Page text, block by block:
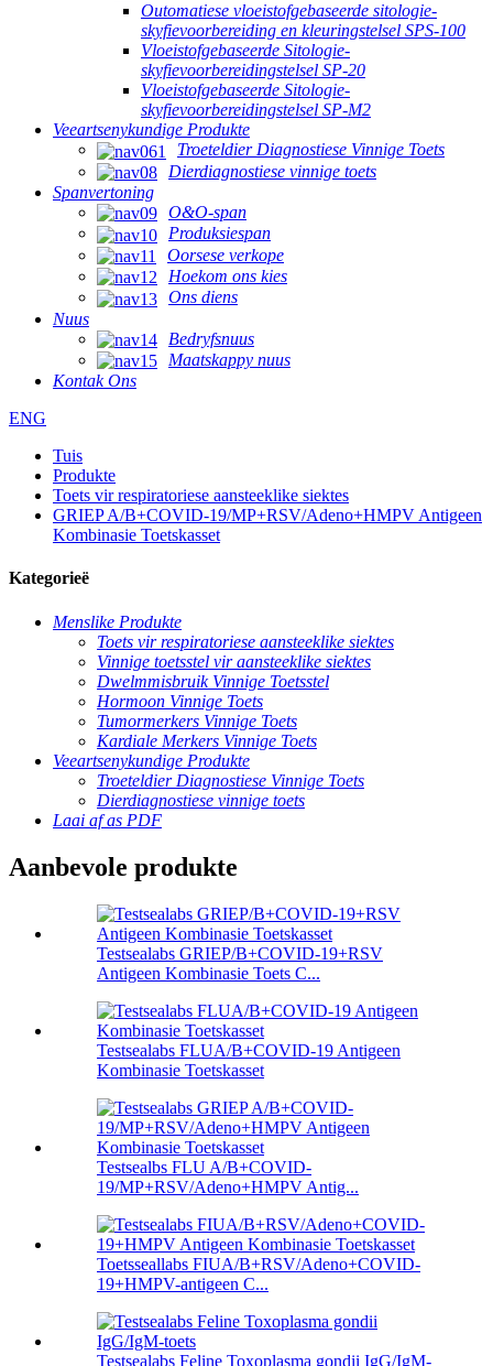
Outomatiese vloeistofgebaseerde sitologie-
skyfievoorbereiding en kleuringstelsel SPS-100
Vloeistofgebaseerde Sitologie-
skyfievoorbereidingstelsel SP-20
Vloeistofgebaseerde Sitologie-
skyfievoorbereidingstelsel SP-M2
Veeartsenykundige Produkte
Troeteldier Diagnostiese Vinnige Toets
Dierdiagnostiese vinnige toets
Spanvertoning
O&O-span
Produksiespan
Oorsese verkope
Hoekom ons kies
Ons diens
Nuus
Bedryfsnuus
Maatskappy nuus
Kontak Ons
ENG
Tuis
Produkte
Toets vir respiratoriese aansteeklike siektes
GRIEP A/B+COVID-19/MP+RSV/Adeno+HMPV Antigeen
Kombinasie Toetskasset
Kategorieë
Menslike Produkte
Toets vir respiratoriese aansteeklike siektes
Vinnige toetsstel vir aansteeklike siektes
Dwelmmisbruik Vinnige Toetsstel
Hormoon Vinnige Toets
Tumormerkers Vinnige Toets
Kardiale Merkers Vinnige Toets
Veeartsenykundige Produkte
Troeteldier Diagnostiese Vinnige Toets
Dierdiagnostiese vinnige toets
Laai af as PDF
Aanbevole produkte
Testsealabs GRIEP/B+COVID-19+RSV
Antigeen Kombinasie Toets C...
Testsealabs FLUA/B+COVID-19 Antigeen
Kombinasie Toetskasset
Testsealbs FLU A/B+COVID-
19/MP+RSV/Adeno+HMPV Antig...
Toetsseallabs FIUA/B+RSV/Adeno+COVID-
19+HMPV-antigeen C...
Testsealabs Feline Toxoplasma gondii IgG/IgM-